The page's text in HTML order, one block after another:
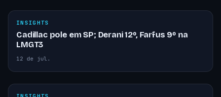
INSIGHTS
Cadillac pole em SP; Derani 12º, Farfus 9º na
LMGT3
12 de jul.